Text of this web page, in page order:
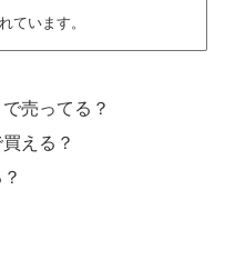
ています。
売ってる？
える？